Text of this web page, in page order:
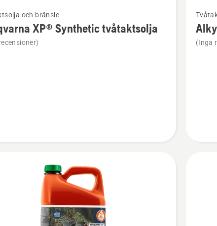
och bränsle
XP® Synthetic tvåtaktsolja
mer
om
(Inga